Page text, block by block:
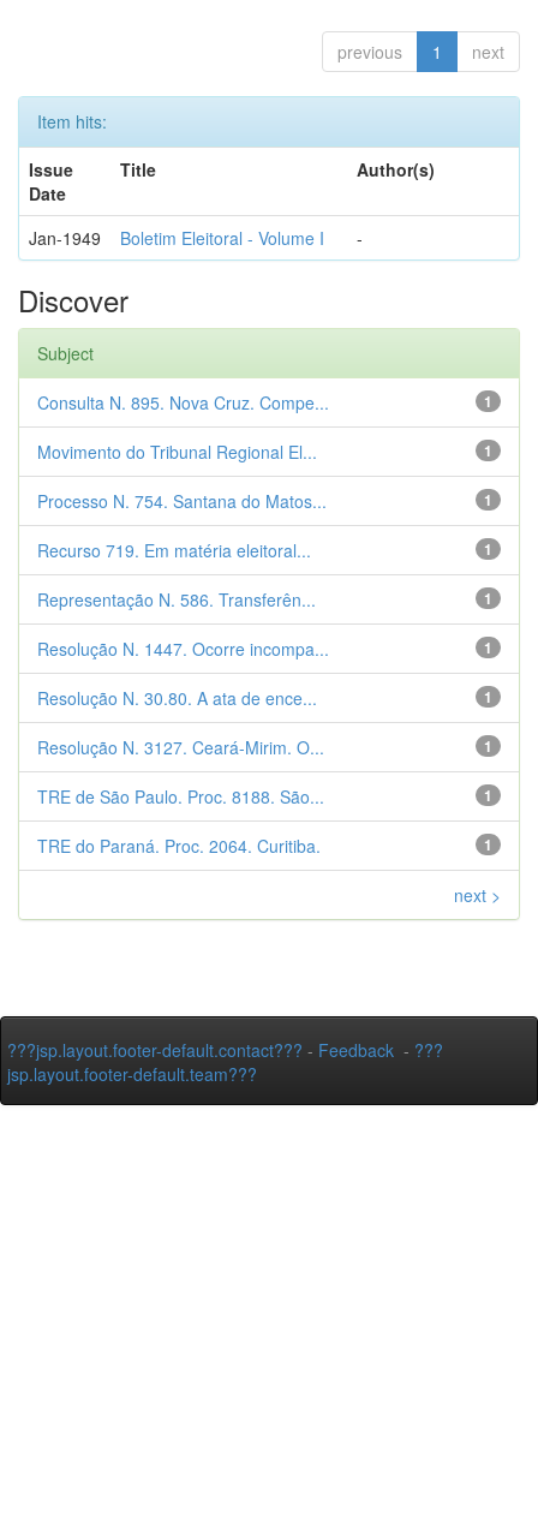
previous 1 next
Item hits:
Issue
Date
Title Author(s)
Jan-1949 Boletim Eleitoral - Volume I -
Discover
Subject
1
Consulta N. 895. Nova Cruz. Compe...
1
Movimento do Tribunal Regional El...
1
Processo N. 754. Santana do Matos...
1
Recurso 719. Em matéria eleitoral...
1
Representação N. 586. Transferên...
1
Resolução N. 1447. Ocorre incompa...
1
Resolução N. 30.80. A ata de ence...
1
Resolução N. 3127. Ceará-Mirim. O...
1
TRE de São Paulo. Proc. 8188. São...
1
TRE do Paraná. Proc. 2064. Curitiba.
next >
???jsp.layout.footer-default.contact??? - Feedback - ???
jsp.layout.footer-default.team???